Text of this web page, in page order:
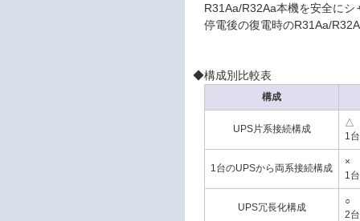
R31Aa/R32Aa本機を安全にシ
停電後の復電時のR31Aa/
◆構成別比較表
構成
UPS片系接続構成
△
1
1台のUPSから両系接続構成
×
1
UPS冗長化構成
○
2